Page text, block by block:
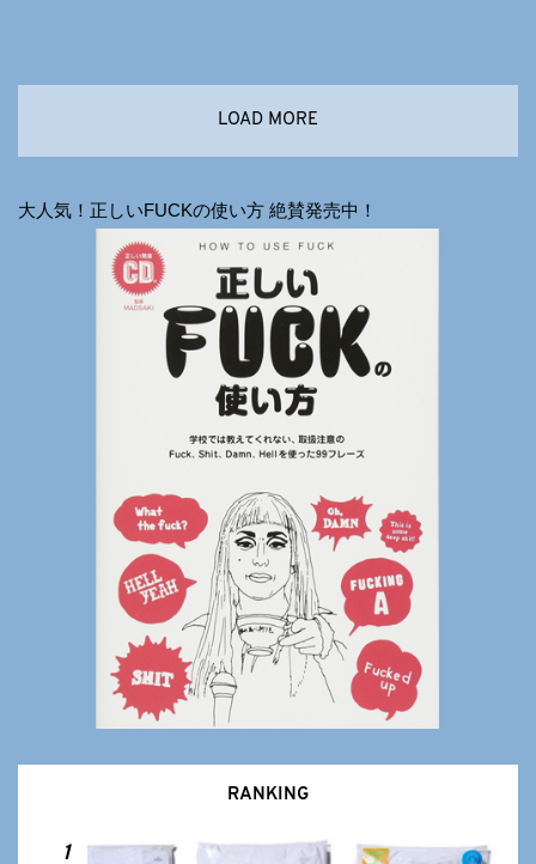
LOAD MORE
大人気！正しいFUCKの使い方 絶賛発売中！
RANKING
1